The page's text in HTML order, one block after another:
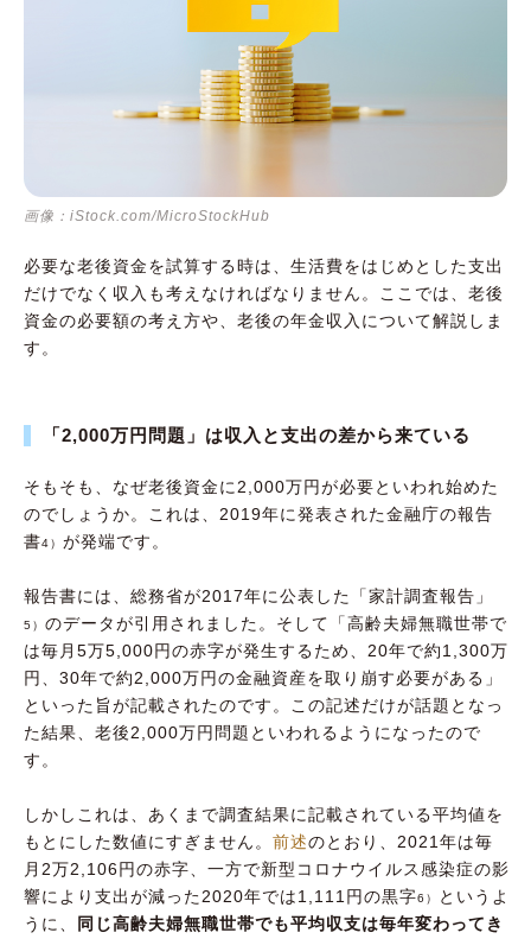
画像：iStock.com/MicroStockHub
必要な老後資金を試算する時は、生活費をはじめとした支出
だけでなく収入も考えなければなりません。ここでは、老後
資金の必要額の考え方や、老後の年金収入について解説しま
す。
「2,000万円問題」は収入と支出の差から来ている
そもそも、なぜ老後資金に2,000万円が必要といわれ始めた
のでしょうか。これは、2019年に発表された金融庁の報告
書4） が発端です。
報告書には、総務省が2017年に公表した「家計調査報告」
5） のデータが引用されました。そして「高齢夫婦無職世帯で
は毎月5万5,000円の赤字が発生するため、20年で約1,300万
円、30年で約2,000万円の金融資産を取り崩す必要がある」
といった旨が記載されたのです。この記述だけが話題となっ
た結果、老後2,000万円問題といわれるようになったので
す。
しかしこれは、あくまで調査結果に記載されている平均値を
もとにした数値にすぎません。 前述のとおり、2021年は毎
月2万2,106円の赤字、一方で新型コロナウイルス感染症の影
響により支出が減った2020年では1,111円の黒字6）
というよ
うに、
同じ高齢夫婦無職世帯でも平均収支は毎年変わってき